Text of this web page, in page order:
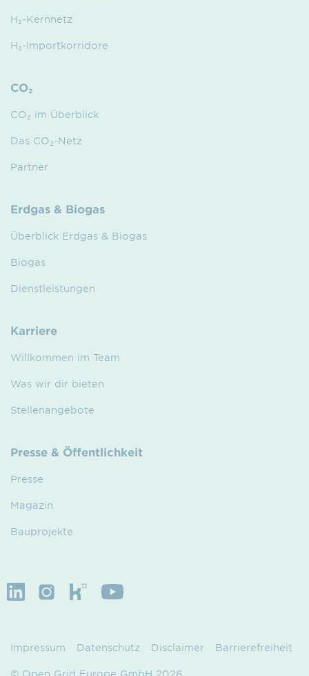
H₂-Kernnetz
H₂-Importkorridore
CO₂
CO₂ im Überblick
Das CO₂-Netz
Partner
Erdgas & Biogas
Überblick Erdgas & Biogas
Biogas
Dienstleistungen
Karriere
Willkommen im Team
Was wir dir bieten
Stellenangebote
Presse & Öffentlichkeit
Presse
Magazin
Bauprojekte
Impressum Datenschutz Disclaimer Barrierefreiheit
© Open Grid Europe GmbH 2026